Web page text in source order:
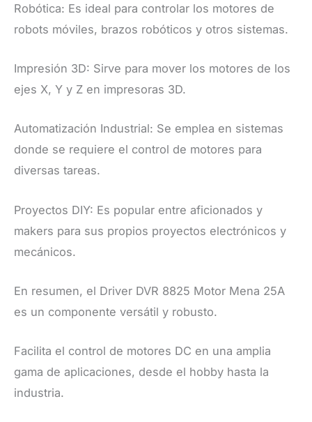
Robótica: Es ideal para controlar los motores de
robots móviles, brazos robóticos y otros sistemas.
Impresión 3D: Sirve para mover los motores de los
ejes X, Y y Z en impresoras 3D.
Automatización Industrial: Se emplea en sistemas
donde se requiere el control de motores para
diversas tareas.
Proyectos DIY: Es popular entre aficionados y
makers para sus propios proyectos electrónicos y
mecánicos.
En resumen, el Driver DVR 8825 Motor Mena 25A
es un componente versátil y robusto.
Facilita el control de motores DC en una amplia
gama de aplicaciones, desde el hobby hasta la
industria.